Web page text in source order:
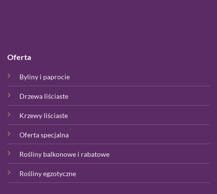
Oferta
Byliny i paprocie
Drzewa liściaste
Krzewy liściaste
Oferta specjalna
Rośliny balkonowe i rabatowe
Rośliny egzotyczne